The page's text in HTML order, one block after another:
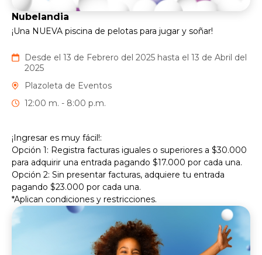
Nubelandia
¡Una NUEVA piscina de pelotas para jugar y soñar!
Desde el 13 de Febrero del 2025 hasta el 13 de Abril del
2025
Plazoleta de Eventos
12:00 m. - 8:00 p.m.
¡Ingresar es muy fácil!:
Opción 1: Registra facturas iguales o superiores a $30.000
para adquirir una entrada pagando $17.000 por cada una.
Opción 2: Sin presentar facturas, adquiere tu entrada
pagando $23.000 por cada una.
*Aplican condiciones y restricciones.